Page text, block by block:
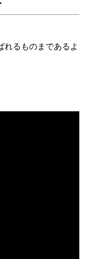
れるものまであるよ